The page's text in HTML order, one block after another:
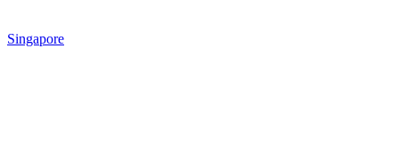
Singapore